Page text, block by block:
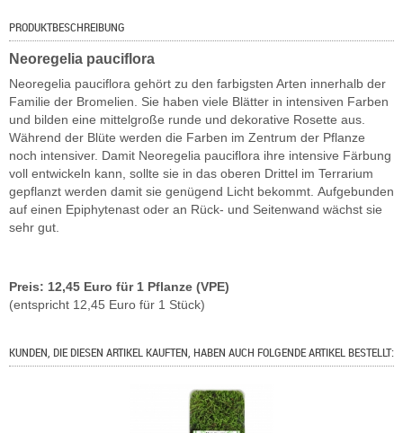
PRODUKTBESCHREIBUNG
Neoregelia pauciflora
Neoregelia pauciflora gehört zu den farbigsten Arten innerhalb der
Familie der Bromelien. Sie haben viele Blätter in intensiven Farben
und bilden eine mittelgroße runde und dekorative Rosette aus.
Während der Blüte werden die Farben im Zentrum der Pflanze
noch intensiver. Damit Neoregelia pauciflora ihre intensive Färbung
voll entwickeln kann, sollte sie in das oberen Drittel im Terrarium
gepflanzt werden damit sie genügend Licht bekommt. Aufgebunden
auf einen Epiphytenast oder an Rück- und Seitenwand wächst sie
sehr gut.
Preis: 12,45 Euro für 1 Pflanze (VPE)
(entspricht 12,45 Euro für 1 Stück)
KUNDEN, DIE DIESEN ARTIKEL KAUFTEN, HABEN AUCH FOLGENDE ARTIKEL BESTELLT: